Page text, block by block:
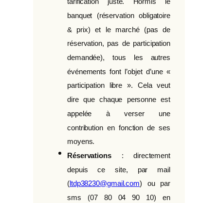
banquet (réservation obligatoire
& prix) et le marché (pas de
réservation, pas de participation
demandée), tous les autres
événements font l’objet d’une «
participation libre ». Cela veut
dire que chaque personne est
appelée à verser une
contribution en fonction de ses
moyens.
Réservations : directement
depuis ce site, par mail
(ltdp38230@gmail.com) ou par
sms (07 80 04 90 10) en